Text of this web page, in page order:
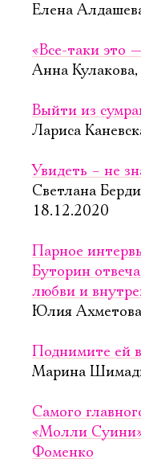
Елена
«Все-таки это
Анна
Выйти из
Лариса
Увидеть – не
Светлана
18.12.2020
Парное
Буторин
любви и
Юлия
Поднимите ей
Марина
Самого
«Молли
Фоменко